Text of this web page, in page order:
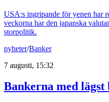
USA:s ingripande för yenen har
veckorna har den japanska
storpolitik.
nyheter/Banker
7 augusti, 15:32
Bankerna med lägst